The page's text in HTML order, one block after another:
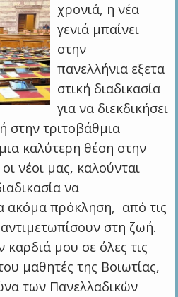
χρονιά, η νέα
γενιά μπαίνει
στην
πανελλήνια εξετα
στική διαδικασία
για να διεκδικήσει
στην τριτοβάθμια
καλύτερη θέση στην
νέοι μας, καλούνται
να
ακόμα πρόκληση, από τις
στη ζωή.
μου σε όλες τις
μαθητές της Βοιωτίας,
των Πανελλαδικών